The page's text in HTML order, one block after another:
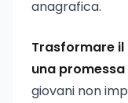
anagrafica.
Trasformare
una
giovani non